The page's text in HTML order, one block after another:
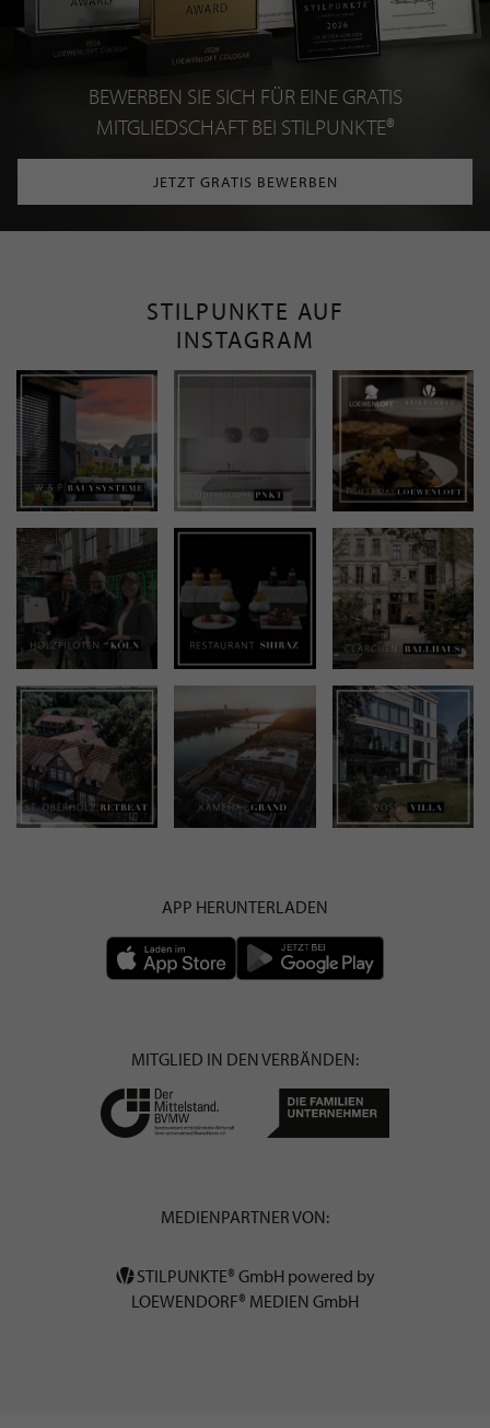
BEWERBEN SIE SICH FÜR EINE GRATIS
MITGLIEDSCHAFT BEI STILPUNKTE®
JETZT GRATIS BEWERBEN
STILPUNKTE AUF
INSTAGRAM
APP HERUNTERLADEN
MITGLIED IN DEN VERBÄNDEN:
MEDIENPARTNER VON:
STILPUNKTE® GmbH powered by
LOEWENDORF® MEDIEN GmbH